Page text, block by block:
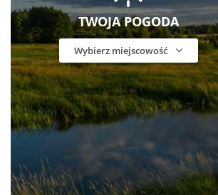
TWOJA POGODA
Wybierz miejscowość